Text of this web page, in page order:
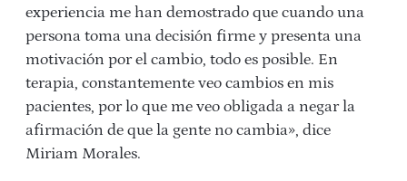
experiencia me han demostrado que cuando una
persona toma una decisión firme y presenta una
motivación por el cambio, todo es posible. En
terapia, constantemente veo cambios en mis
pacientes, por lo que me veo obligada a negar la
afirmación de que la gente no cambia», dice
Miriam Morales.